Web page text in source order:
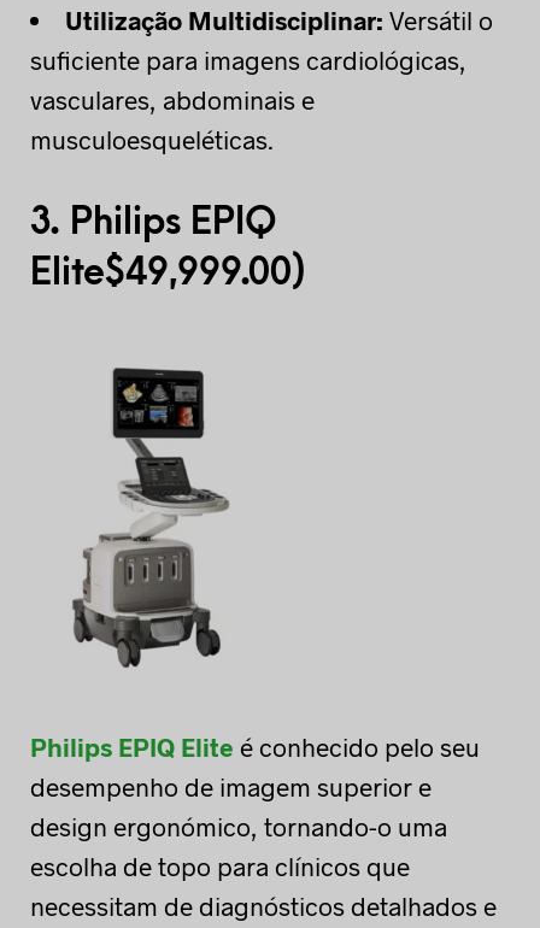
Utilização Multidisciplinar: Versátil o
suficiente para imagens cardiológicas,
vasculares, abdominais e
musculoesqueléticas.
3. Philips EPIQ
Elite$49,999.00)
Philips EPIQ Elite é conhecido pelo seu
desempenho de imagem superior e
design ergonómico, tornando-o uma
escolha de topo para clínicos que
necessitam de diagnósticos detalhados e